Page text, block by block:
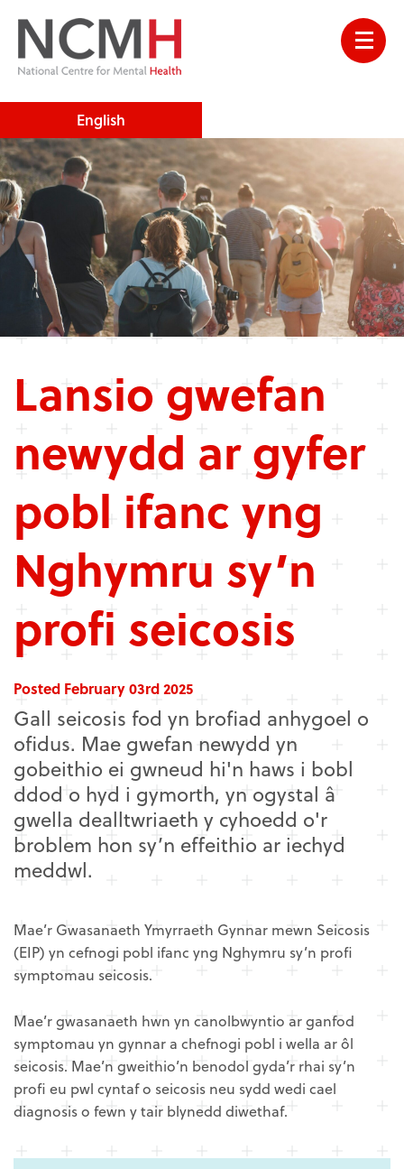
English
Lansio gwefan
newydd ar gyfer
pobl ifanc yng
Nghymru sy’n
profi seicosis
Posted February 03rd 2025
Gall seicosis fod yn brofiad anhygoel o
ofidus. Mae gwefan newydd yn
gobeithio ei gwneud hi'n haws i bobl
ddod o hyd i gymorth, yn ogystal â
gwella dealltwriaeth y cyhoedd o'r
broblem hon sy’n effeithio ar iechyd
meddwl.
Mae’r Gwasanaeth Ymyrraeth Gynnar mewn Seicosis
(EIP) yn cefnogi pobl ifanc yng Nghymru sy’n profi
symptomau seicosis.
Mae’r gwasanaeth hwn yn canolbwyntio ar ganfod
symptomau yn gynnar a chefnogi pobl i wella ar ôl
seicosis. Mae’n gweithio’n benodol gyda’r rhai sy’n
profi eu pwl cyntaf o seicosis neu sydd wedi cael
diagnosis o fewn y tair blynedd diwethaf.